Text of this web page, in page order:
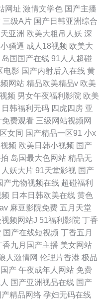
网址 激情文学色 国产主播
三级A片 国产日韩亚洲综合
亚洲 欧美大粗吊人妖 深
骚逼 成人18视频 欧美大
岛国国产在线 91人人超碰
电影 国产内射后入在线 黄
网站 精品欧美精品v 欧美
频 男女午夜福利影院 欧美
日韩福利无码 四虎四房 亚
免费观看 三级网站视频网
女同 国产精品一区91 小x
频 欧美日韩小视频 国产
岛国最大色网站 精品无
人妖大片 91天堂影视 国产
产尤物视频在线 超碰福利
日本日韩欧美在线 黄色
麻豆影院免费 五月天堂
视频网站J 51福利影院 丁香
国产在线短视频 丁香五月
香九月国产主播 美女网站
人激情网 伦理片香港 极品
产 午夜成年人网站 免费
国产亚洲视品在线 国产
产精品网络 孕妇无码在线